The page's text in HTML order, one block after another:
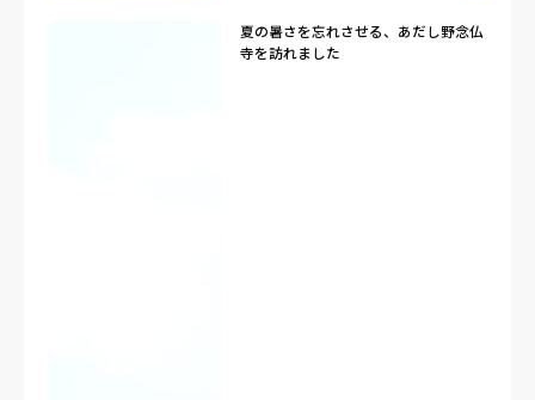
夏の暑さを忘れさせる、あだし野念仏
寺を訪れました